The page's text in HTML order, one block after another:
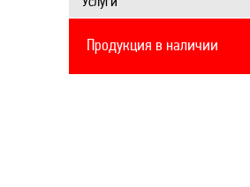
Продукция в наличии